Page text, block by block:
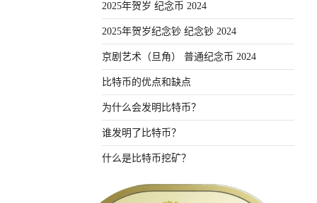
2025年贺岁 纪念币 2024
2025年贺岁纪念钞 纪念钞 2024
京剧艺术（旦角） 普通纪念币 2024
比特币的优点和缺点
为什么会发明比特币？
谁发明了比特币？
什么是比特币挖矿？